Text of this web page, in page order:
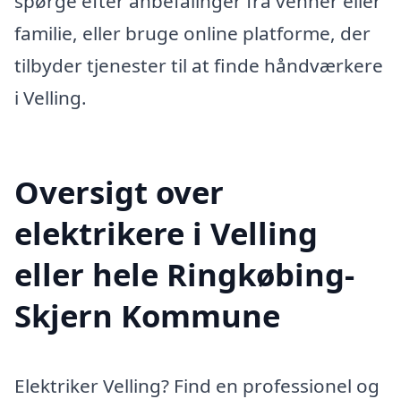
familie, eller bruge online platforme, der
tilbyder tjenester til at finde håndværkere
i Velling.
Oversigt over
elektrikere i Velling
eller hele Ringkøbing-
Skjern Kommune
Elektriker Velling? Find en professionel og